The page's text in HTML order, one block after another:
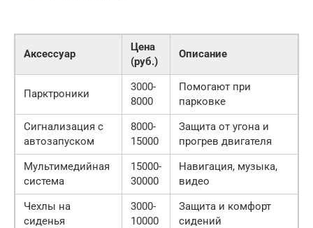
Аксессуар
Цена
(руб.)
Описание
Парктроники
3000-
8000
Помогают при
парковке
Сигнализация с
автозапуском
8000-
15000
Защита от угона и
прогрев двигателя
Мультимедийная
система
15000-
30000
Навигация, музыка,
видео
Чехлы на
сиденья
3000-
10000
Защита и комфорт
сидений